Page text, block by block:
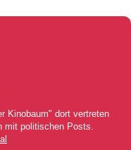
Kinobaum" dort vertreten
politischen Posts.